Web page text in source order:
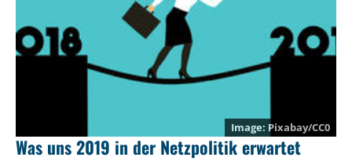
Pixabay/CC0
Was uns 2019 in der Netzpolitik erwartet